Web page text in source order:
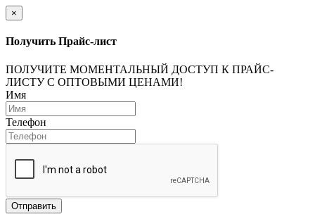
×
Получить Прайс-лист
ПОЛУЧИТЕ МОМЕНТАЛЬНЫЙ ДОСТУП К ПРАЙС-
ЛИСТУ С ОПТОВЫМИ ЦЕНАМИ!
Имя
Телефон
Отправить